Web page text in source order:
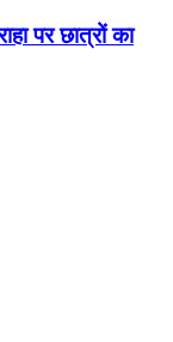
पर छात्रों का